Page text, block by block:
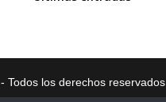
- Todos los derechos reservados